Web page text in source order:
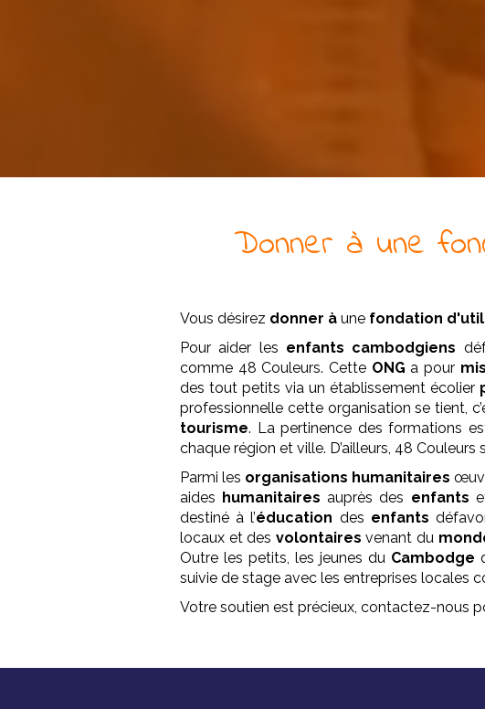
Donner à une
Vous désirez donner à une fondation
Pour aider les enfants cambodgiens
comme 48 Couleurs. Cette ONG a pour
des tout petits via un établissement écolier
professionnelle cette organisation se tient,
tourisme. La pertinence des formations
chaque région et ville. D’ailleurs, 48
Parmi les organisations humanitaires
aides humanitaires auprès des enfants
destiné à l’éducation des enfants
locaux et des volontaires venant du
Outre les petits, les jeunes du Cambodge
suivie de stage avec les entreprises locales
Votre soutien est précieux, contactez-nous